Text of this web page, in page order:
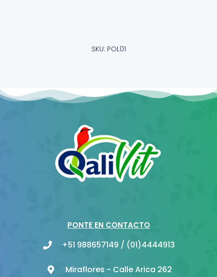
SKU: POL01
PONTE EN CONTACTO
+51 988657149 / (01)4444913
Miraflores - Calle Arica 262